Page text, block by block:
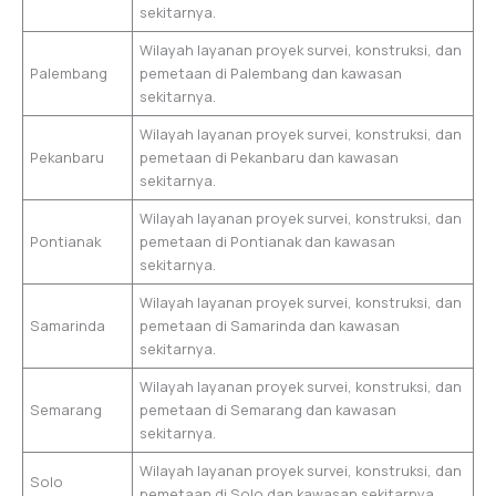
sekitarnya.
Palembang
Wilayah layanan proyek survei, konstruksi, dan
pemetaan di Palembang dan kawasan
sekitarnya.
Pekanbaru
Wilayah layanan proyek survei, konstruksi, dan
pemetaan di Pekanbaru dan kawasan
sekitarnya.
Pontianak
Wilayah layanan proyek survei, konstruksi, dan
pemetaan di Pontianak dan kawasan
sekitarnya.
Samarinda
Wilayah layanan proyek survei, konstruksi, dan
pemetaan di Samarinda dan kawasan
sekitarnya.
Semarang
Wilayah layanan proyek survei, konstruksi, dan
pemetaan di Semarang dan kawasan
sekitarnya.
Solo
Wilayah layanan proyek survei, konstruksi, dan